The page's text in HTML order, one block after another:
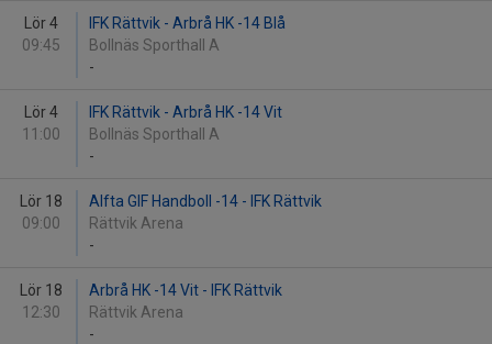
Lör 4
09:45
IFK Rättvik - Arbrå HK -14 Blå
Bollnäs Sporthall A
-
Lör 4
11:00
IFK Rättvik - Arbrå HK -14 Vit
Bollnäs Sporthall A
-
Lör 18
09:00
Alfta GIF Handboll -14 - IFK Rättvik
Rättvik Arena
-
Lör 18
12:30
Arbrå HK -14 Vit - IFK Rättvik
Rättvik Arena
-